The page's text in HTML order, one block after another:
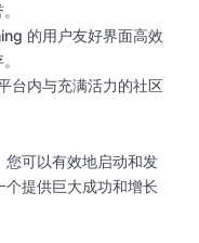
的用户友好界面高效
台内与充满活力的社区
可以有效地启动和发
个提供巨大成功和增长